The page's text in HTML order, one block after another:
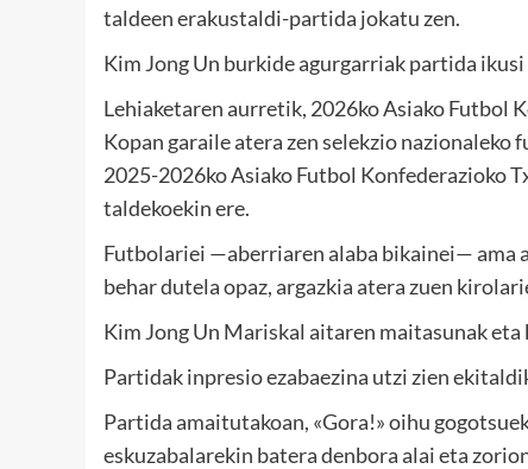
taldeen erakustaldi-partida jokatu zen.
Kim Jong Un burkide agurgarriak partida
Lehiaketaren aurretik, 2026ko Asiako Futbol
Kopan garaile atera zen selekzio
2025-2026ko Asiako Futbol Konfederazioko
taldekoekin ere.
Futbolariei —aberriaren alaba bikainei— ama
behar dutela opaz, argazkia atera zuen
Kim Jong Un Mariskal aitaren maitasunak
Partidak inpresio ezabaezina utzi zien
Partida amaitutakoan, «Gora!» oihu
eskuzabalarekin batera denbora alai eta